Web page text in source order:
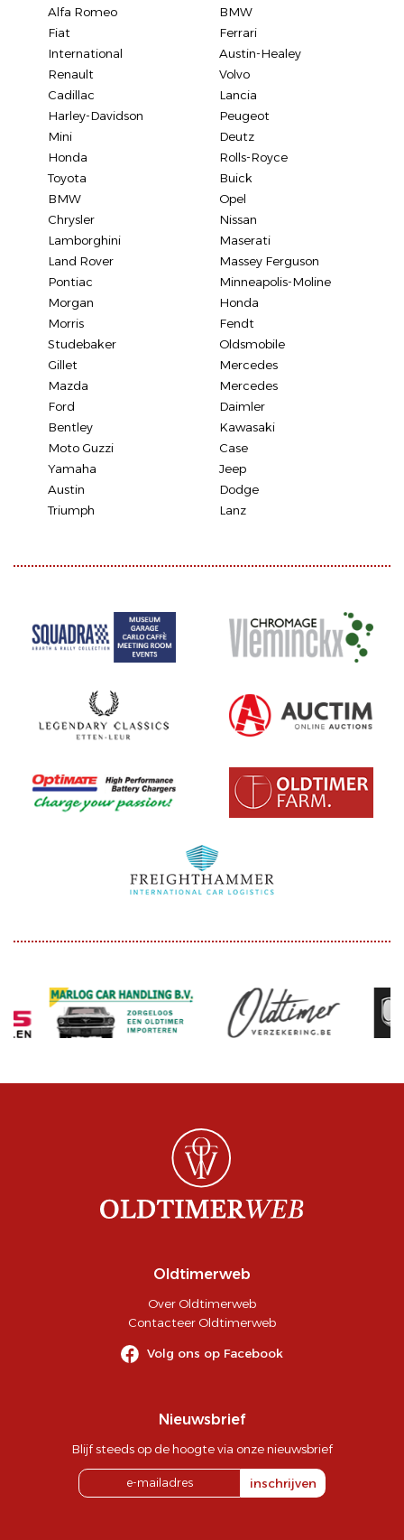
Alfa Romeo
BMW
Fiat
Ferrari
International
Austin-Healey
Renault
Volvo
Cadillac
Lancia
Harley-Davidson
Peugeot
Mini
Deutz
Honda
Rolls-Royce
Toyota
Buick
BMW
Opel
Chrysler
Nissan
Lamborghini
Maserati
Land Rover
Massey Ferguson
Pontiac
Minneapolis-Moline
Morgan
Honda
Morris
Fendt
Studebaker
Oldsmobile
Gillet
Mercedes
Mazda
Mercedes
Ford
Daimler
Bentley
Kawasaki
Moto Guzzi
Case
Yamaha
Jeep
Austin
Dodge
Triumph
Lanz
Oldtimerweb
Over Oldtimerweb
Contacteer Oldtimerweb
Volg ons op Facebook
Nieuwsbrief
Blijf steeds op de hoogte via onze nieuwsbrief
inschrijven